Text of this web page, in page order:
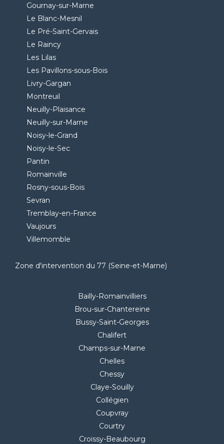
Gournay-sur-Marne
Le Blanc-Mesnil
Le Pré-Saint-Gervais
Le Raincy
Les Lilas
Les Pavillons-sous-Bois
Livry-Gargan
Montreuil
Neuilly-Plaisance
Neuilly-sur-Marne
Noisy-le-Grand
Noisy-le-Sec
Pantin
Romainville
Rosny-sous-Bois
Sevran
Tremblay-en-France
Vaujours
Villemomble
Zone d'intervention du 77 (Seine-et-Marne)
Bailly-Romainvilliers
Brou-sur-Chantereine
Bussy-Saint-Georges
Chalifert
Champs-sur-Marne
Chelles
Chessy
Claye-Souilly
Collégien
Coupvray
Courtry
Croissy-Beaubourg